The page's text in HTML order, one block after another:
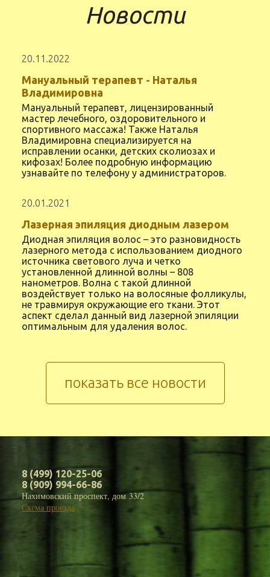
Новости
20.11.2022
Мануальный терапевт - Наталья
Владимировна
Мануальный терапевт, лицензированный
мастер лечебного, оздоровительного и
спортивного массажа! Также Наталья
Владимировна специализируется на
исправлении осанки, детских сколиозах и
кифозах! Более подробную информацию
узнавайте по телефону у администраторов.
20.01.2021
Лазерная эпиляция диодным лазером
Диодная эпиляция волос – это разновидность
лазерного метода с использованием диодного
источника светового луча и четко
установленной длинной волны – 808
нанометров. Волна с такой длинной
воздействует только на волосяные фолликулы,
не травмируя окружающие его ткани. Этот
аспект сделал данный вид лазерной эпиляции
оптимальным для удаления волос.
показать все новости
8 (499) 120-25-06
8 (909) 994-66-86
Нахимовский проспект, дом 33/2
Схема проезда